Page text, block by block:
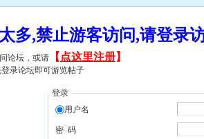
太多,禁止游客访问,请登
论坛，或请 【 点这里注册】
录论坛即可游览帖子
登录
用户名
密 码